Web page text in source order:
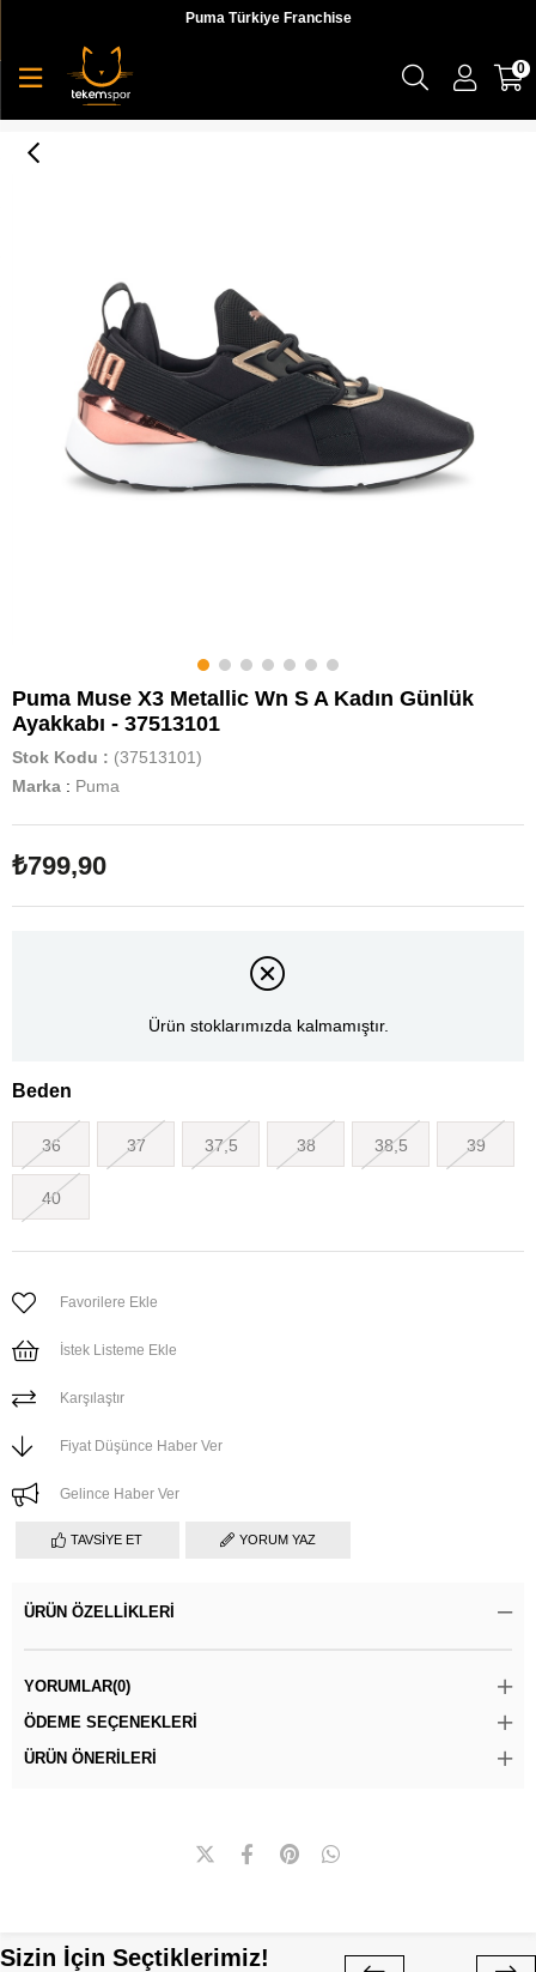
Puma Türkiye Franchise
0
Puma Muse X3 Metallic Wn S A Kadın Günlük
Ayakkabı - 37513101
Stok Kodu
(37513101)
Marka : Puma
₺799,90
Ürün stoklarımızda kalmamıştır.
Beden
36 37 37,5 38 38,5 39
40
Favorilere Ekle
İstek Listeme Ekle
Karşılaştır
Fiyat Düşünce Haber Ver
Gelince Haber Ver
TAVSIYE ET YORUM YAZ
ÜRÜN ÖZELLIKLERI
YORUMLAR(0)
ÖDEME SEÇENEKLERI
ÜRÜN ÖNERILERI
Sizin İçin Seçtiklerimiz!